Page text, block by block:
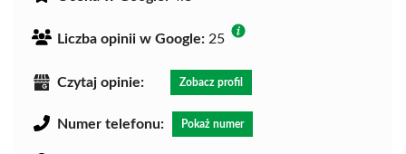
Liczba opinii w Google: 25
Czytaj opinie: Zobacz profil
Numer telefonu: Pokaż numer